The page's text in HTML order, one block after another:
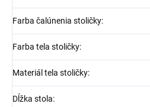
Farba čalúnenia stoličky:
Farba tela stoličky:
Materiál tela stoličky:
Dĺžka stola: